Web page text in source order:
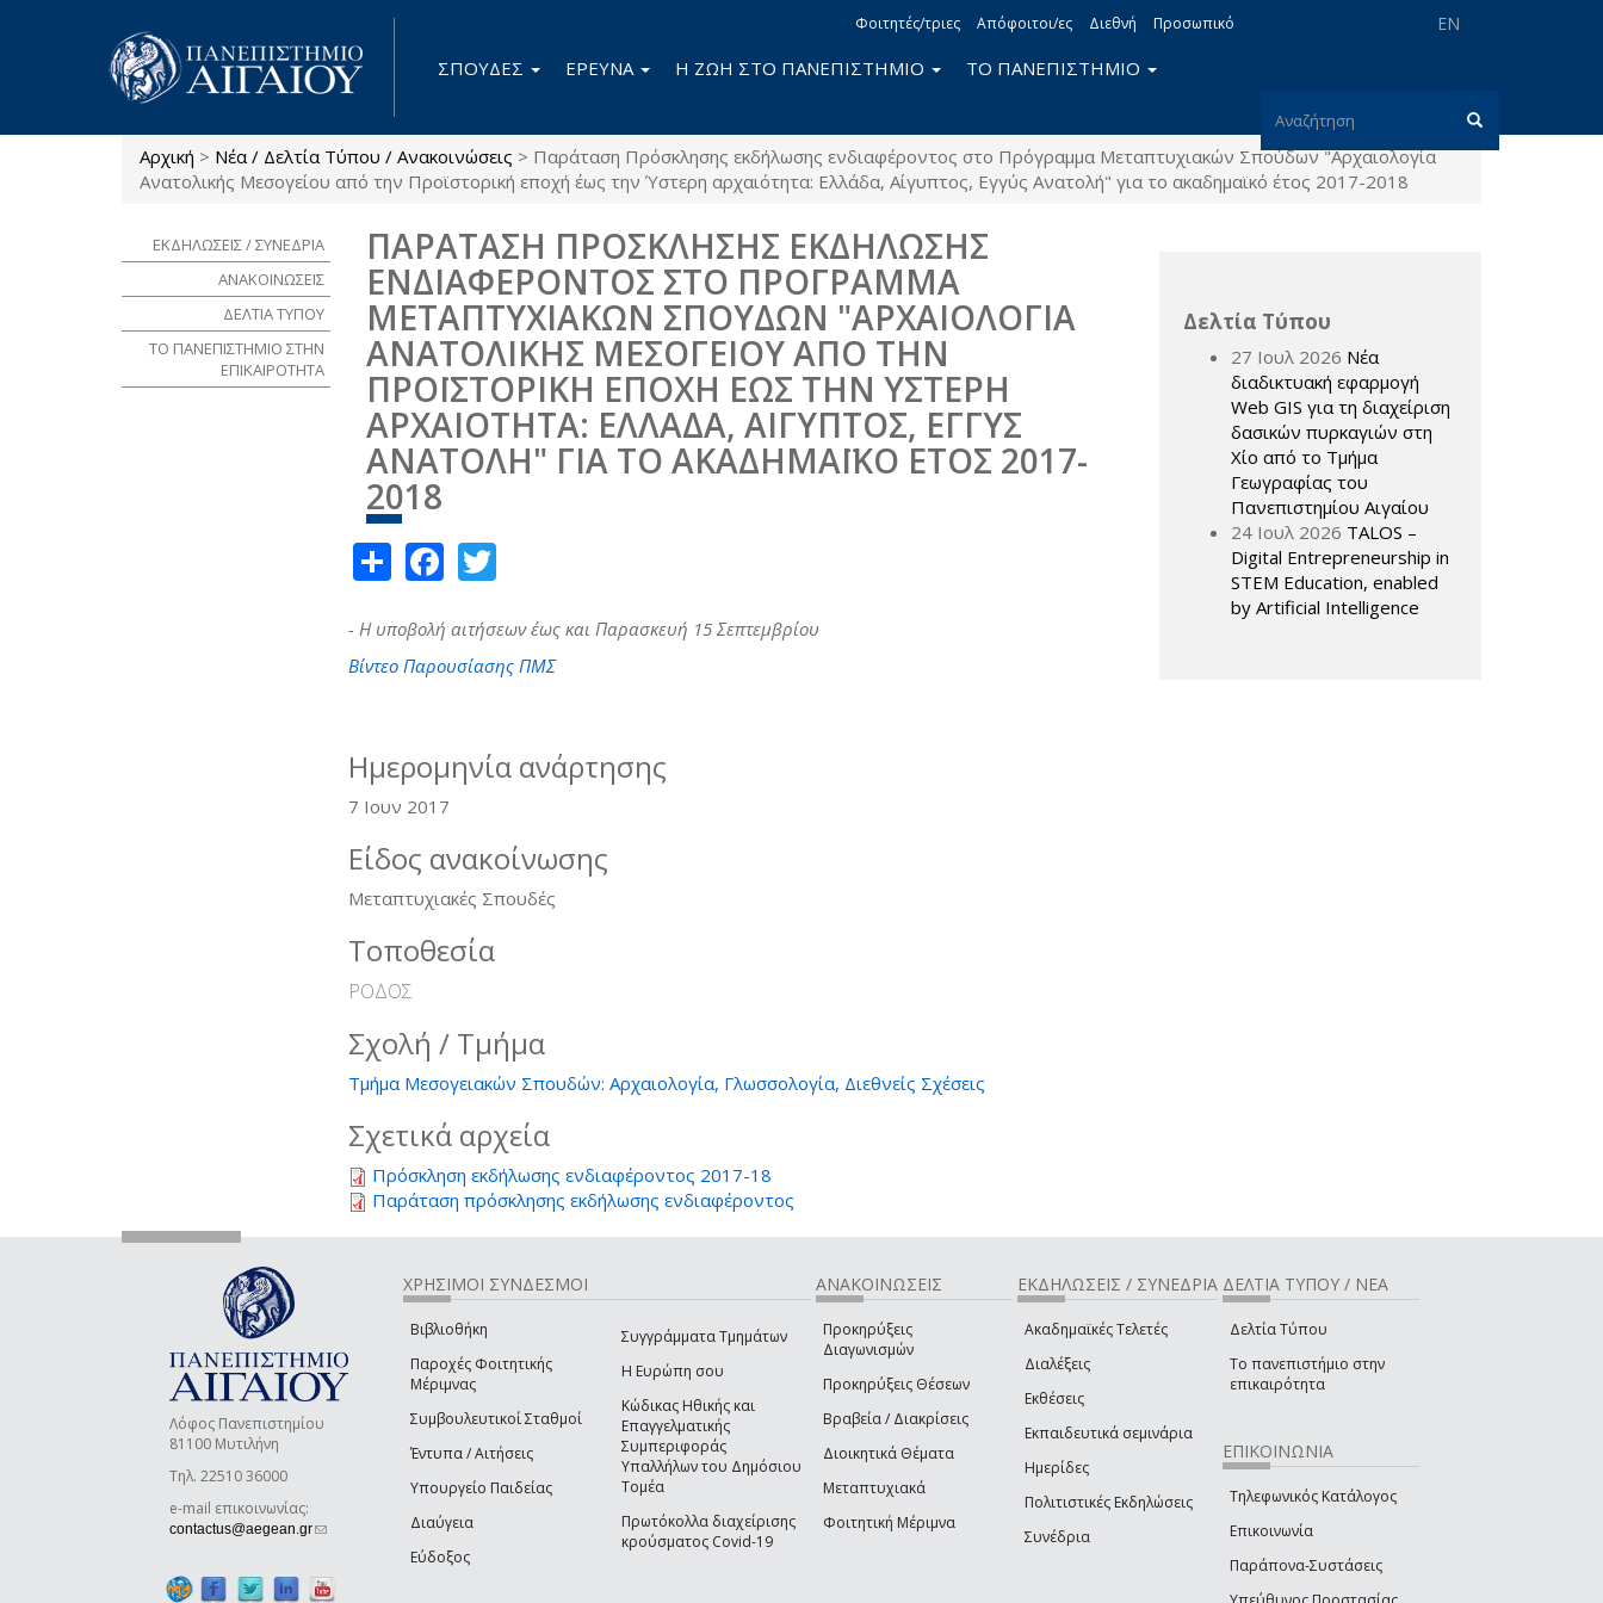
EN
Φοιτητές/τριες Απόφοιτοι/ες Διεθνή Προσωπικό
Φόρμα
αναζήτησης
Αναζήτηση
ΣΠΟΥΔΕΣ ΕΡΕΥΝΑ Η ΖΩΗ ΣΤΟ ΠΑΝΕΠΙΣΤΗΜΙΟ ΤΟ ΠΑΝΕΠΙΣΤΗΜΙΟ
Είστε εδώ
Αρχική > Νέα / Δελτία Τύπου / Ανακοινώσεις > Παράταση Πρόσκλησης εκδήλωσης ενδιαφέροντος στο Πρόγραμμα Μεταπτυχιακών Σπούδων "Αρχαιολογία
Ανατολικής Μεσογείου από την Προϊστορική εποχή έως την Ύστερη αρχαιότητα: Ελλάδα, Αίγυπτος, Εγγύς Ανατολή" για το ακαδημαϊκό έτος 2017-2018
ΠΑΡΑΤΑΣΗ ΠΡΟΣΚΛΗΣΗΣ ΕΚΔΗΛΩΣΗΣ
ΕΝΔΙΑΦΕΡΟΝΤΟΣ ΣΤΟ ΠΡΟΓΡΑΜΜΑ
ΜΕΤΑΠΤΥΧΙΑΚΩΝ ΣΠΟΥΔΩΝ "ΑΡΧΑΙΟΛΟΓΙΑ
ΑΝΑΤΟΛΙΚΗΣ ΜΕΣΟΓΕΙΟΥ ΑΠΟ ΤΗΝ
ΠΡΟΪΣΤΟΡΙΚΗ ΕΠΟΧΗ ΕΩΣ ΤΗΝ ΥΣΤΕΡΗ
ΑΡΧΑΙΟΤΗΤΑ: ΕΛΛΑΔΑ, ΑΙΓΥΠΤΟΣ, ΕΓΓΥΣ
ΑΝΑΤΟΛΗ" ΓΙΑ ΤΟ ΑΚΑΔΗΜΑΪΚΟ ΕΤΟΣ 2017-
2018
ShareFacebook
- Η υποβολή αιτήσεων έως και Παρασκευή 15 Σεπτεμβρίου
Βίντεο Παρουσίασης ΠΜΣ
Ημερομηνία ανάρτησης
7 Ιουν 2017
Είδος ανακοίνωσης
Μεταπτυχιακές Σπουδές
Τοποθεσία
ΡΟΔΟΣ
Σχολή / Τμήμα
Τμήμα Μεσογειακών Σπουδών: Αρχαιολογία, Γλωσσολογία, Διεθνείς Σχέσεις
Σχετικά αρχεία
Πρόσκληση εκδήλωσης ενδιαφέροντος 2017-18
Παράταση πρόσκλησης εκδήλωσης ενδιαφέροντος
ΕΚΔΗΛΩΣΕΙΣ / ΣΥΝΕΔΡΙΑ
ΑΝΑΚΟΙΝΩΣΕΙΣ
ΔΕΛΤΙΑ ΤΥΠΟΥ
ΤΟ ΠΑΝΕΠΙΣΤΗΜΙΟ ΣΤΗΝ
ΕΠΙΚΑΙΡΟΤΗΤΑ
Δελτία Τύπου
27 Ιουλ 2026 Νέα
διαδικτυακή εφαρμογή
Web GIS για τη διαχείριση
δασικών πυρκαγιών στη
Χίο από το Τμήμα
Γεωγραφίας του
Πανεπιστημίου Αιγαίου
24 Ιουλ 2026 TALOS –
Digital Entrepreneurship in
STEM Education, enabled
by Artificial Intelligence
Λόφος Πανεπιστημίου
81100 Μυτιλήνη
Τηλ. 22510 36000
e-mail επικοινωνίας:
contactus@aegean.gr(link sends e-mail)
ΧΡΗΣΙΜΟΙ ΣΥΝΔΕΣΜΟΙ
Βιβλιοθήκη
Παροχές Φοιτητικής
Μέριμνας
Συμβουλευτικοί Σταθμοί
Έντυπα / Αιτήσεις
Υπουργείο Παιδείας
Διαύγεια
Εύδοξος
Συγγράμματα Τμημάτων
Η Ευρώπη σου
Κώδικας Ηθικής και
Επαγγελματικής
Συμπεριφοράς
Υπαλλήλων του Δημόσιου
Τομέα
Πρωτόκολλα διαχείρισης
κρούσματος Covid-19
ΑΝΑΚΟΙΝΩΣΕΙΣ
Προκηρύξεις
Διαγωνισμών
Προκηρύξεις Θέσεων
Βραβεία / Διακρίσεις
Διοικητικά Θέματα
Μεταπτυχιακά
Φοιτητική Μέριμνα
ΕΚΔΗΛΩΣΕΙΣ / ΣΥΝΕΔΡΙΑ
Ακαδημαϊκές Τελετές
Διαλέξεις
Εκθέσεις
Εκπαιδευτικά σεμινάρια
Ημερίδες
Πολιτιστικές Εκδηλώσεις
Συνέδρια
ΔΕΛΤΙΑ ΤΥΠΟΥ / ΝΕΑ
Δελτία Τύπου
Το πανεπιστήμιο στην
επικαιρότητα
ΕΠΙΚΟΙΝΩΝΙΑ
Τηλεφωνικός Κατάλογος
Επικοινωνία
Παράπονα-Συστάσεις